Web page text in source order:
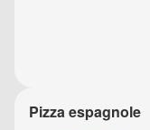
Pizza espagnole